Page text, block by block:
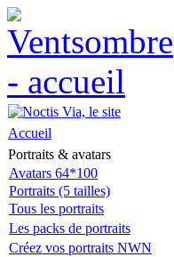
Accueil
Portraits & avatars
Avatars 64*100
Portraits (5 tailles)
Tous les portraits
Les packs de portraits
Créez vos portraits NWN